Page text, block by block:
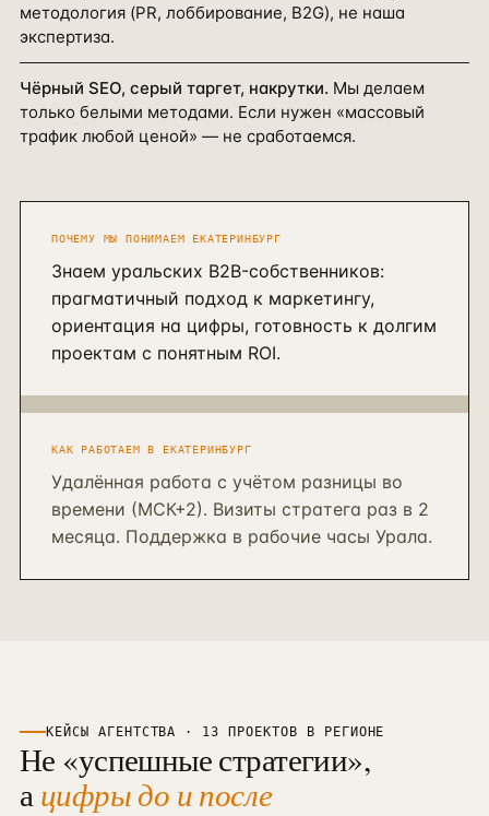
методология (PR, лоббирование, B2G), не наша
экспертиза.
Чёрный SEO, серый таргет, накрутки. Мы делаем
только белыми методами. Если нужен «массовый
трафик любой ценой» — не сработаемся.
ПОЧЕМУ МЫ ПОНИМАЕМ ЕКАТЕРИНБУРГ
Знаем уральских B2B-собственников:
прагматичный подход к маркетингу,
ориентация на цифры, готовность к долгим
проектам с понятным ROI.
КАК РАБОТАЕМ В ЕКАТЕРИНБУРГ
Удалённая работа с учётом разницы во
времени (МСК+2). Визиты стратега раз в 2
месяца. Поддержка в рабочие часы Урала.
КЕЙСЫ АГЕНТСТВА · 13 ПРОЕКТОВ В РЕГИОНЕ
Не «успешные стратегии»,
ацифры до и после